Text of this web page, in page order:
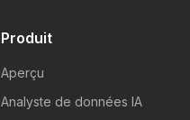
Produit
Aperçu
Analyste de données IA